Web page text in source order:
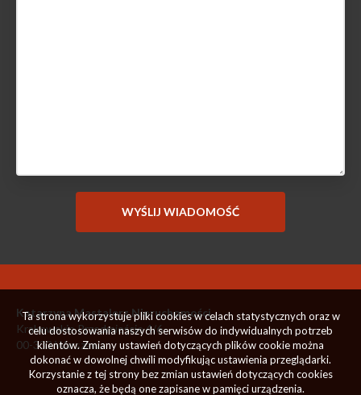
Katarzyna Mastalerz Nieruchomości
Krakowskie Przedmieście 4/6
00-333 Warszawa
Ta strona wykorzystuje pliki cookies w celach statystycznych oraz w
celu dostosowania naszych serwisów do indywidualnych potrzeb
klientów. Zmiany ustawień dotyczących plików cookie można
dokonać w dowolnej chwili modyfikując ustawienia przeglądarki.
Korzystanie z tej strony bez zmian ustawień dotyczących cookies
oznacza, że będą one zapisane w pamięci urządzenia.